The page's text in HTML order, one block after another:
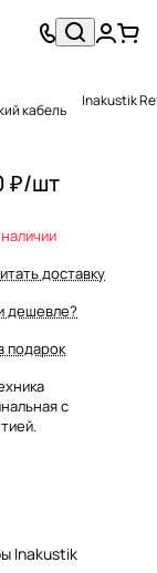
кабель Inakustik
₽/шт
доставку
дешевле?
подарок
с
Inakustik